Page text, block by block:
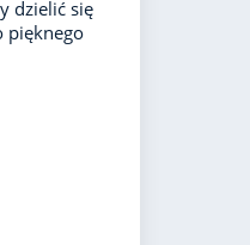
dzielić się
pięknego